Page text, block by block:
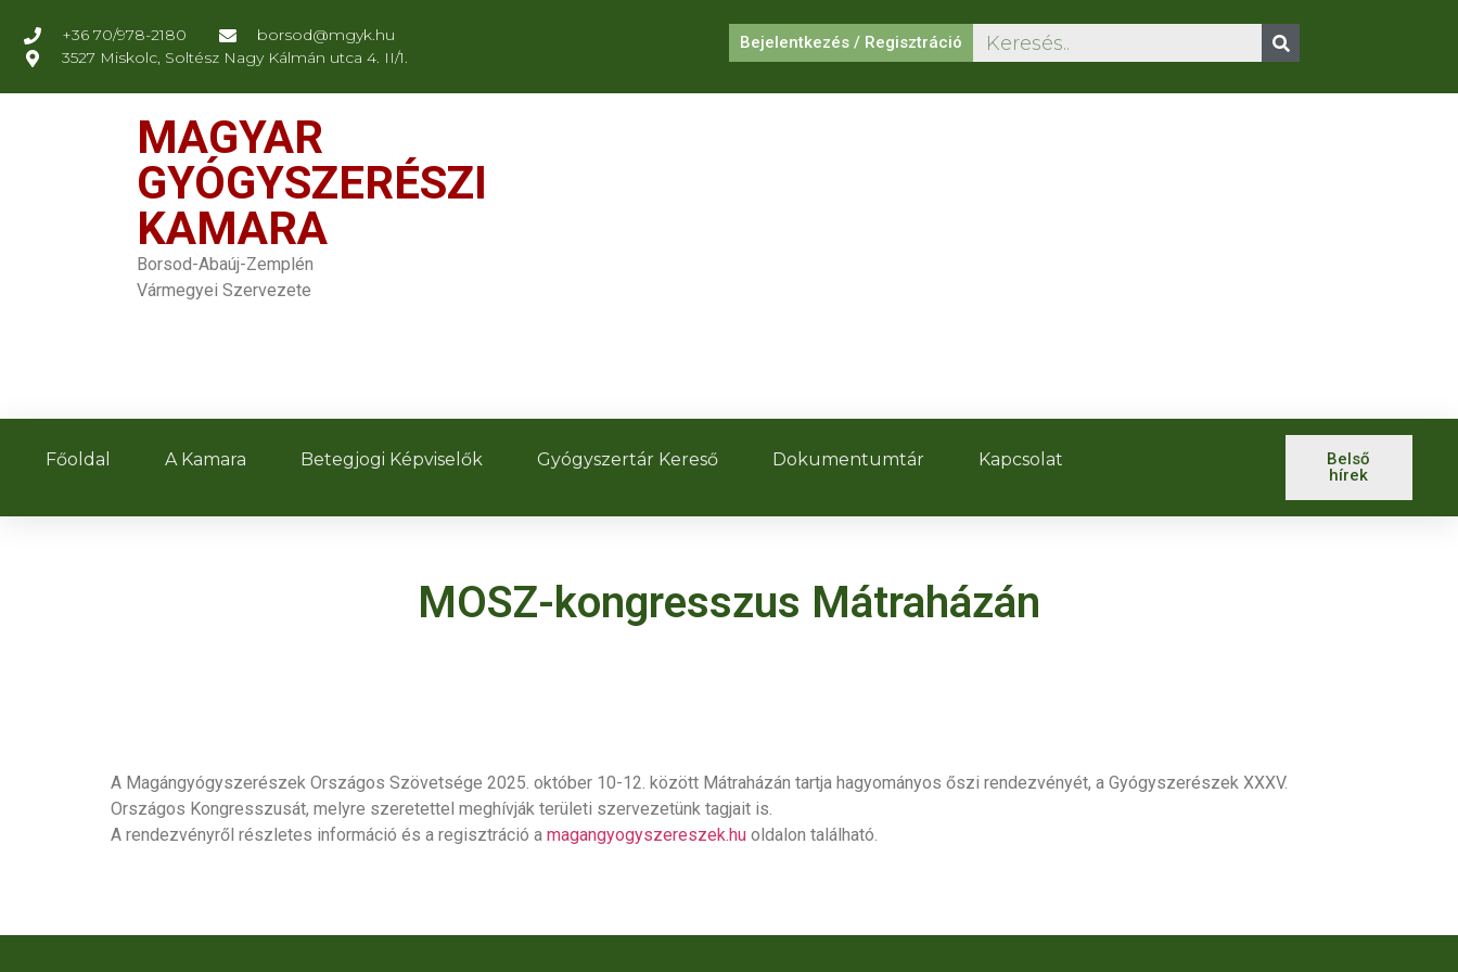
+36 70/978-2180
borsod@mgyk.hu
3527 Miskolc, Soltész Nagy Kálmán utca 4. II/1.
Bejelentkezés / Regisztráció
MAGYAR
GYÓGYSZERÉSZI
KAMARA
Borsod-Abaúj-Zemplén
Vármegyei Szervezete
Főoldal A Kamara Betegjogi Képviselők Gyógyszertár Kereső Dokumentumtár Kapcsolat
Belső
hírek
MOSZ-kongresszus Mátraházán
A Magángyógyszerészek Országos Szövetsége 2025. október 10-12. között Mátraházán tartja hagyományos őszi rendezvényét, a Gyógyszerészek XXXV.
Országos Kongresszusát, melyre szeretettel meghívják területi szervezetünk tagjait is.
A rendezvényről részletes információ és a regisztráció a magangyogyszereszek.hu oldalon található.